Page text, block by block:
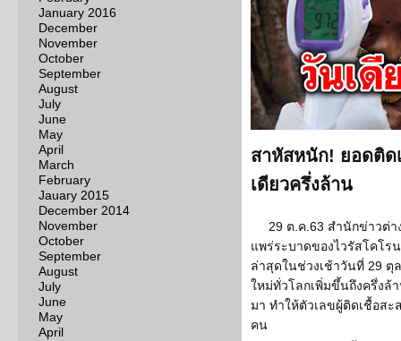
January 2016
December
November
October
September
August
July
June
May
April
March
February
Jauary 2015
December 2014
November
October
September
August
July
June
May
April
สาหัสหนัก! ยอดติด
เดียวครึ่งล้าน
29 ต.ค.63 สำนักข่าวต่
แพร่ระบาดของไวรัสโคโร
ล่าสุดในช่วงเช้าวันที่ 29 ตุ
ใหม่ทั่วโลกเพิ่มขึ้นถึงครึ่งล้
มา ทำให้ตัวเลขผู้ติดเชื้อส
คน